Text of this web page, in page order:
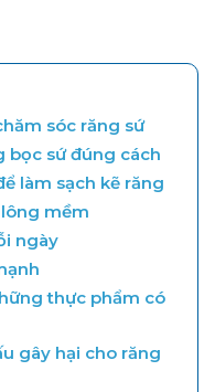
sóc răng sứ
bọc sứ đúng cách
làm sạch kẽ răng
mềm
ngày
thực phẩm có
gây hại cho răng